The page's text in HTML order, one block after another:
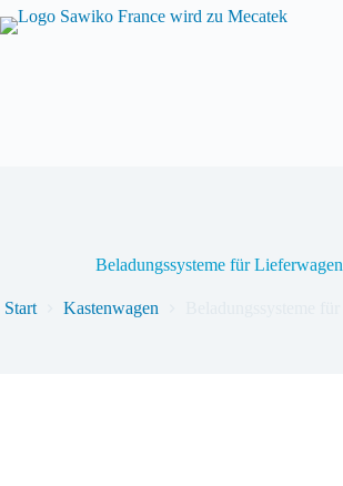
Beladungssysteme für Lieferwagen
Start Kastenwagen